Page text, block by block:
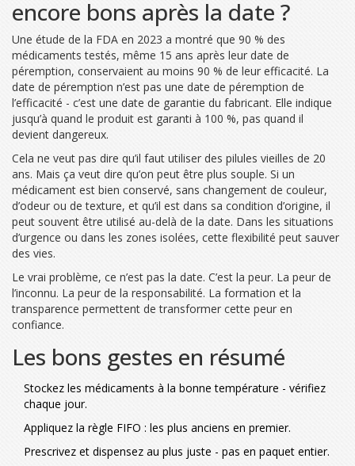
encore bons après la date ?
Une étude de la FDA en 2023 a montré que 90 % des
médicaments testés, même 15 ans après leur date de
péremption, conservaient au moins 90 % de leur efficacité. La
date de péremption n’est pas une date de péremption de
l’efficacité - c’est une date de garantie du fabricant. Elle indique
jusqu’à quand le produit est garanti à 100 %, pas quand il
devient dangereux.
Cela ne veut pas dire qu’il faut utiliser des pilules vieilles de 20
ans. Mais ça veut dire qu’on peut être plus souple. Si un
médicament est bien conservé, sans changement de couleur,
d’odeur ou de texture, et qu’il est dans sa condition d’origine, il
peut souvent être utilisé au-delà de la date. Dans les situations
d’urgence ou dans les zones isolées, cette flexibilité peut sauver
des vies.
Le vrai problème, ce n’est pas la date. C’est la peur. La peur de
l’inconnu. La peur de la responsabilité. La formation et la
transparence permettent de transformer cette peur en
confiance.
Les bons gestes en résumé
Stockez les médicaments à la bonne température - vérifiez
chaque jour.
Appliquez la règle FIFO : les plus anciens en premier.
Prescrivez et dispensez au plus juste - pas en paquet entier.